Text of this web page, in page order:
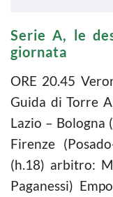
Serie A, le
giornata
ORE 20.45
Guida di Torre
Lazio – Bologna
Firenze
(h.18) arbitro:
Paganessi)